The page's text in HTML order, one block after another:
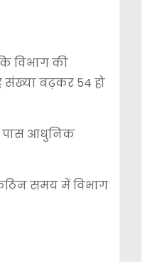
विभाग की
संख्या बढ़कर 54 हो
पास आधुनिक
समय में विभाग